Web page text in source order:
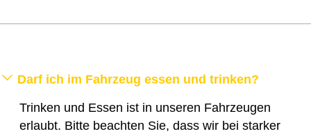
Darf ich im Fahrzeug essen und trinken?
Trinken und Essen ist in unseren Fahrzeugen
erlaubt. Bitte beachten Sie, dass wir bei starker